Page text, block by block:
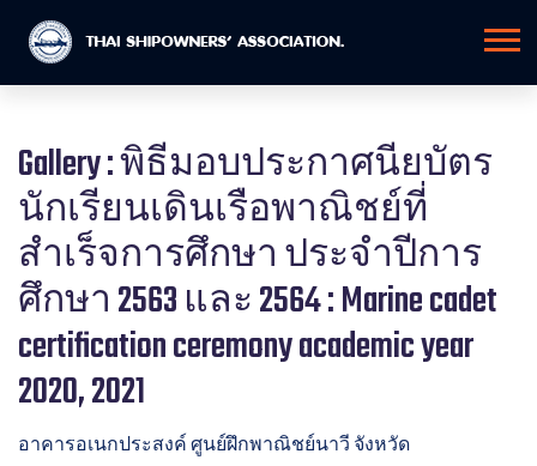
Gallery : พิธีมอบประกาศนียบัตร
นักเรียนเดินเรือพาณิชย์ที่
สำเร็จการศึกษา ประจำปีการ
ศึกษา 2563 และ 2564 : Marine cadet
certification ceremony academic year
2020, 2021
อาคารอเนกประสงค์ ศูนย์ฝึกพาณิชย์นาวี จังหวัด